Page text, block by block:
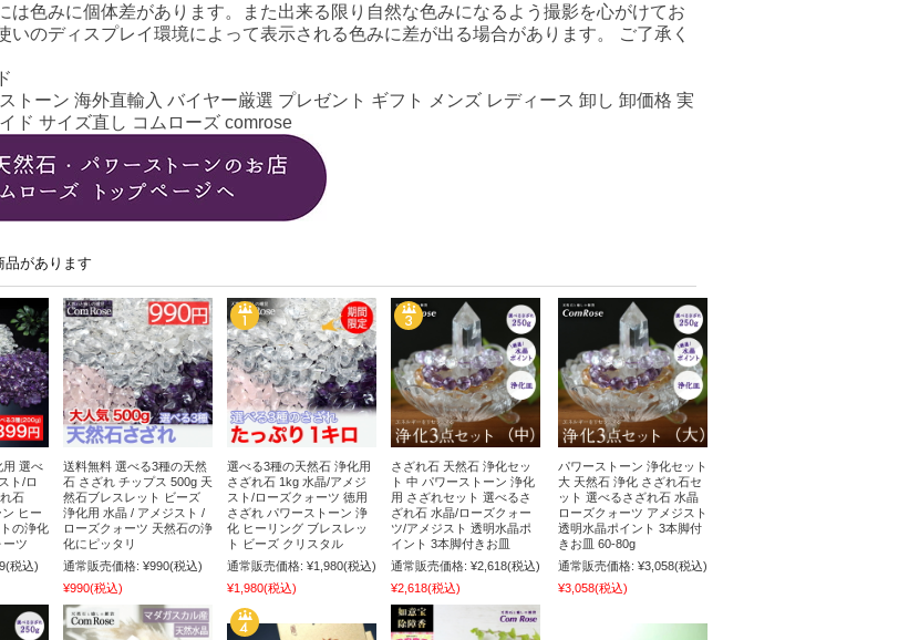
は色みに個体差があります。また出来る限り自然な色みになるよう撮影を心がけてお
いのディスプレイ環境によって表示される色みに差が出る場合があります。 ご了承く
トーン 海外直輸入 バイヤー厳選 プレゼント ギフト メンズ レディース 卸し 卸価格 実
ド サイズ直し コムローズ comrose
品があります
用 選べ
ト/ロ
石
ヒー
の浄化
ーツ
(税込)
送料無料 選べる3種の天然
石 さざれ チップス 500g 天
然石ブレスレット ビーズ
浄化用 水晶 / アメジスト /
ローズクォーツ 天然石の浄
化にピッタリ
通常販売価格: ¥990(税込)
¥990(税込)
選べる3種の天然石 浄化用
さざれ石 1kg 水晶/アメジ
スト/ローズクォーツ 徳用
さざれ パワーストーン 浄
化 ヒーリング ブレスレッ
ト ビーズ クリスタル
通常販売価格: ¥1,980(税込)
¥1,980(税込)
さざれ石 天然石 浄化セッ
ト 中 パワーストーン 浄化
用 さざれセット 選べるさ
ざれ石 水晶/ローズクォー
ツ/アメジスト 透明水晶ポ
イント 3本脚付きお皿
通常販売価格: ¥2,618(税込)
¥2,618(税込)
パワーストーン 浄化セット
大 天然石 浄化 さざれ石セ
ット 選べるさざれ石 水晶
ローズクォーツ アメジスト
透明水晶ポイント 3本脚付
きお皿 60-80g
通常販売価格: ¥3,058(税込)
¥3,058(税込)